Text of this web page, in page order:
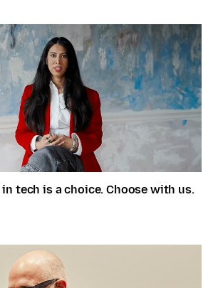
tech is a choice. Choose with us.